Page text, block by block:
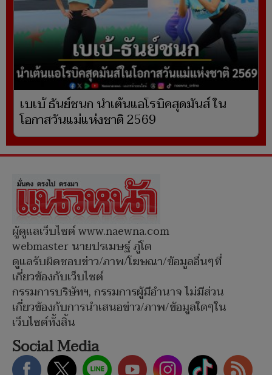
เบเบ้ ธันย์ชนก นำเต้นแอโรบิคสุดมันส์ ใน
โอกาสวันแม่แห่งชาติ 2569
ผู้ดูแลเว็บไซต์ www.naewna.com
webmaster นายปรเมษฐ์ ภู่โต
ดูแลรับผิดชอบข่าว/ภาพ/โฆษณา/ข้อมูลอื่นๆที่
เกี่ยวข้องกับเว็บไซต์
กรรมการบริษัทฯ, กรรมการผู้มีอำนาจ ไม่มีส่วน
เกี่ยวข้องกับการนำเสนอข่าว/ภาพ/ข้อมูลใดๆใน
เว็บไซต์ทั้งสิ้น
Social Media